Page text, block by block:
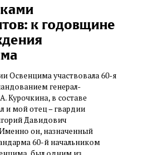
к годовщине
Освенцима участвовала 60-я
генерал-
Курочкина, в составе
и мой отец – гвардии
Давидович
он, назначенный
60-й начальником